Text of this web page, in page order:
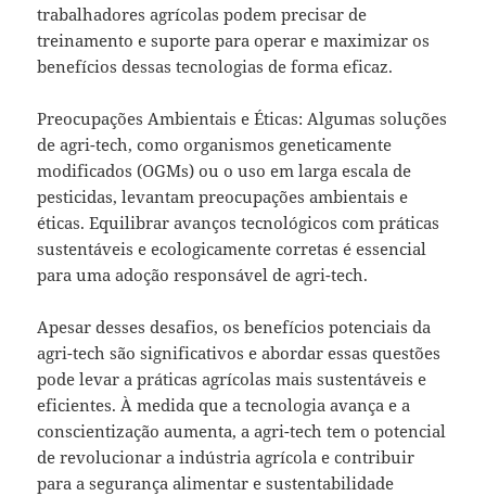
trabalhadores agrícolas podem precisar de
treinamento e suporte para operar e maximizar os
benefícios dessas tecnologias de forma eficaz.
Preocupações Ambientais e Éticas: Algumas soluções
de agri-tech, como organismos geneticamente
modificados (OGMs) ou o uso em larga escala de
pesticidas, levantam preocupações ambientais e
éticas. Equilibrar avanços tecnológicos com práticas
sustentáveis e ecologicamente corretas é essencial
para uma adoção responsável de agri-tech.
Apesar desses desafios, os benefícios potenciais da
agri-tech são significativos e abordar essas questões
pode levar a práticas agrícolas mais sustentáveis e
eficientes. À medida que a tecnologia avança e a
conscientização aumenta, a agri-tech tem o potencial
de revolucionar a indústria agrícola e contribuir
para a segurança alimentar e sustentabilidade